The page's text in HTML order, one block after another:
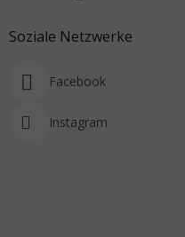
Soziale Netzwerke
Facebook
Instagram